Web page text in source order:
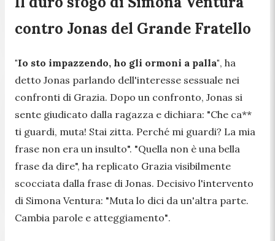
contro Jonas del Grande Fratello
"Io sto impazzendo, ho gli ormoni a palla", ha
detto Jonas parlando dell'interesse sessuale nei
confronti di Grazia. Dopo un confronto, Jonas si
sente giudicato dalla ragazza e dichiara: "Che ca**
ti guardi, muta! Stai zitta. Perché mi guardi? La mia
frase non era un insulto". "Quella non è una bella
frase da dire", ha replicato Grazia visibilmente
scocciata dalla frase di Jonas. Decisivo l'intervento
di Simona Ventura: "Muta lo dici da un'altra parte.
Cambia parole e atteggiamento".